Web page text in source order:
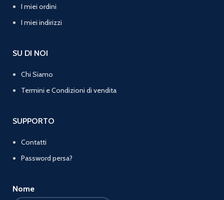
I miei ordini
I miei indirizzi
SU DI NOI
Chi Siamo
Termini e Condizioni di vendita
SUPPORTO
Contatti
Password persa?
Nome